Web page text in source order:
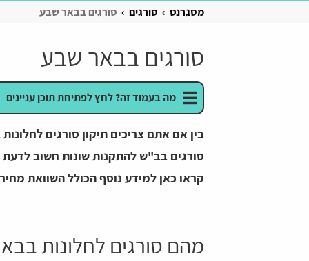
מסגרנט סורגים סורגים בבאר שבע
סורגים בבאר שבע
מה בעמוד זה? לחץ לפתיחת תוכן עניינים
בין אם אתם צריכים תיקון סורגים
קראו כאן למידע נוסף הכולל השוואת
מהם סורגים לחלונות